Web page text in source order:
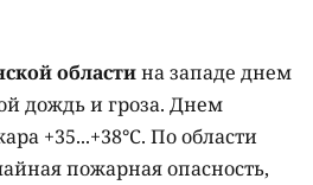
областина западе днем
дождь и гроза. Днем
+35...+38°C. По области
пожарная опасность,